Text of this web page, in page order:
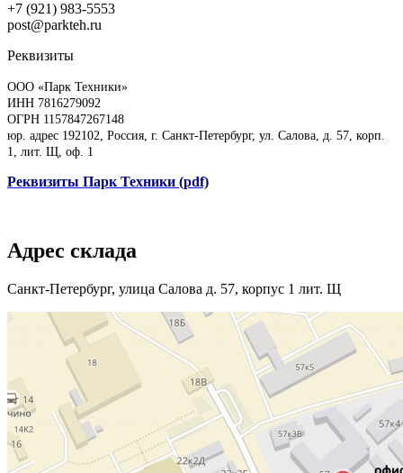
+7 (921) 983-5553
post@parkteh.ru
Реквизиты
ООО «Парк Техники»
ИНН 7816279092
ОГРН 1157847267148
юр. адрес 192102, Россия, г. Санкт-Петербург, ул. Салова, д. 57, корп.
1, лит. Щ, оф. 1
Реквизиты Парк Техники (pdf)
Адрес склада
Санкт-Петербург, улица Салова д. 57, корпус 1 лит. Щ